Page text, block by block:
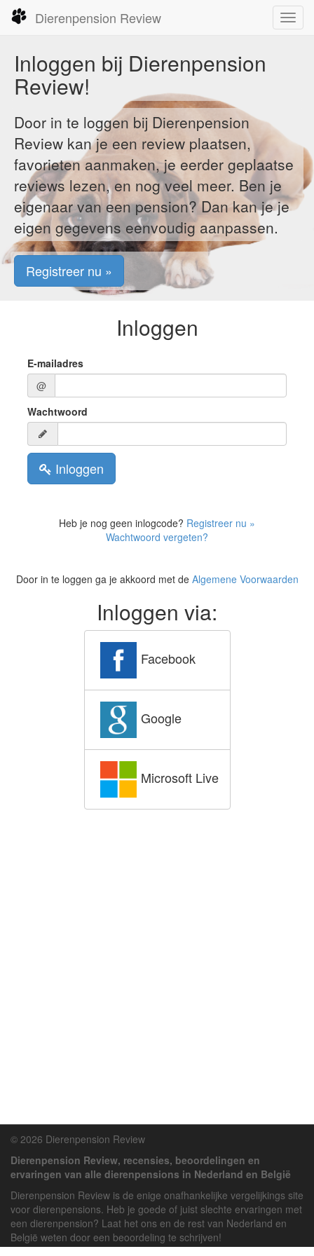
Dierenpension Review
Inloggen bij Dierenpension
Review!
Door in te loggen bij Dierenpension
Review kan je een review plaatsen,
favorieten aanmaken, je eerder geplaatse
reviews lezen, en nog veel meer. Ben je
eigenaar van een pension? Dan kan je je
eigen gegevens eenvoudig aanpassen.
Registreer nu »
Inloggen
E-mailadres
@
Wachtwoord
Inloggen
Heb je nog geen inlogcode? Registreer nu »
Wachtwoord vergeten?
Door in te loggen ga je akkoord met de Algemene Voorwaarden
Inloggen via:
Facebook
Google
Microsoft Live
© 2026 Dierenpension Review
Dierenpension Review, recensies, beoordelingen en
ervaringen van alle dierenpensions in Nederland en België
Dierenpension Review is de enige onafhankelijke vergelijkings site
voor dierenpensions. Heb je goede of juist slechte ervaringen met
een dierenpension? Laat het ons en de rest van Nederland en
België weten door een beoordeling te schrijven!